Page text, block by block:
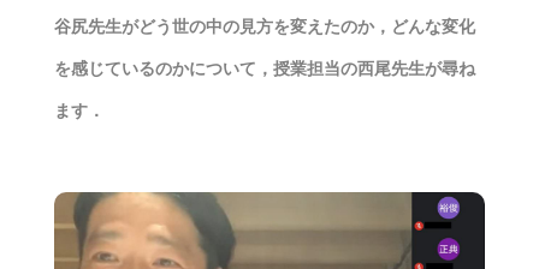
谷尻先生がどう世の中の見方を変えたのか，どんな変化
を感じているのかについて，授業担当の西尾先生が尋ね
ます．